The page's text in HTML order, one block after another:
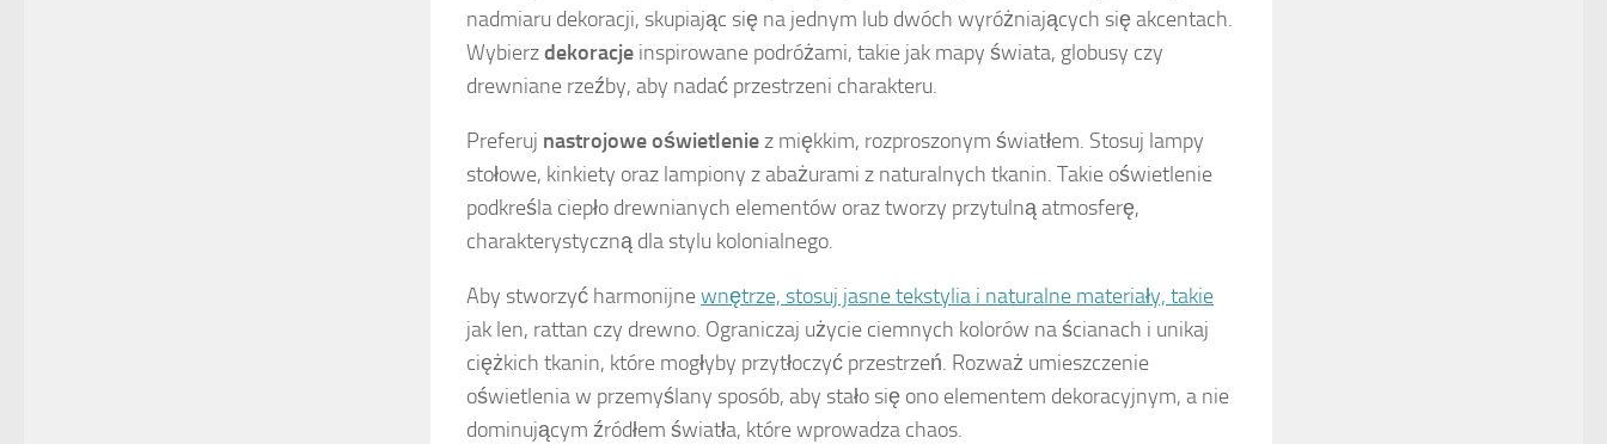
nadmiaru dekoracji, skupiając się na jednym lub dwóch wyróżniających się akcentach.
Wybierzdekoracje inspirowane podróżami, takie jak mapy świata, globusy czy
drewniane rzeźby, aby nadać przestrzeni charakteru.
Preferuj nastrojowe oświetleniez miękkim, rozproszonym światłem. Stosuj lampy
stołowe, kinkiety oraz lampiony z abażurami z naturalnych tkanin. Takie oświetlenie
podkreśla ciepło drewnianych elementów oraz tworzy przytulną atmosferę,
charakterystyczną dla stylu kolonialnego.
Aby stworzyć harmonijnewnętrze, stosuj jasne tekstylia i naturalne materiały, takie
jak len, rattan czy drewno. Ograniczaj użycie ciemnych kolorów na ścianach i unikaj
ciężkich tkanin, które mogłyby przytłoczyć przestrzeń. Rozważ umieszczenie
oświetlenia w przemyślany sposób, aby stało się ono elementem dekoracyjnym, a nie
dominującym źródłem światła, które wprowadza chaos.